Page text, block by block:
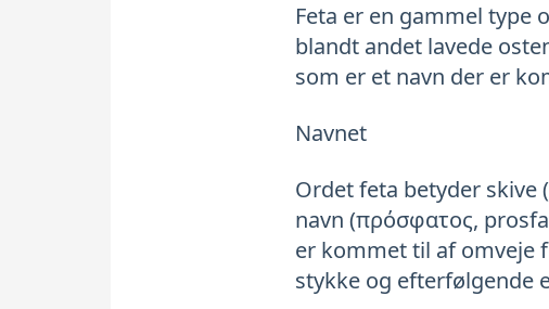
Feta er en gammel type
blandt andet lavede
som er et navn der er
Navnet
Ordet feta betyder
navn (πρόσφατος,
er kommet til af omveje
stykke og efterfølgende